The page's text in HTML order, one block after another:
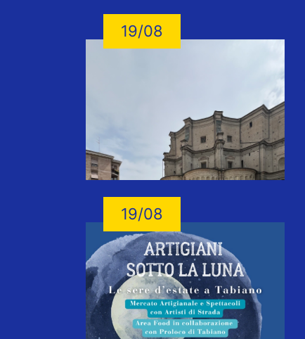
19/08
19/08